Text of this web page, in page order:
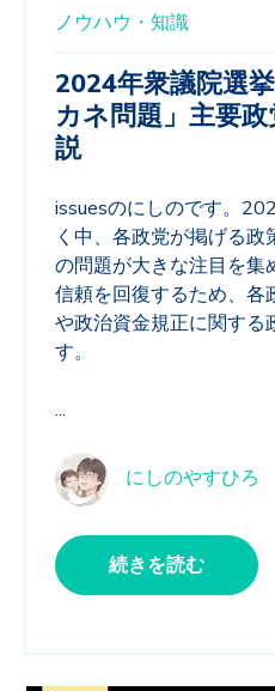
ノウハウ・知識
2024年衆議院選
カネ問題」主要
説
issuesのにしのです。
く中、各政党が掲げる政
の問題が大きな注目を集
信頼を回復するため、各
や政治資金規正に関する
す。
...
にしのやすひろ
続きを読む